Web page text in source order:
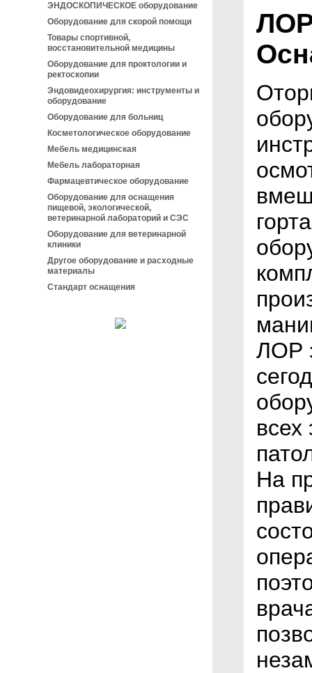
ЭНДОСКОПИЧЕСКОЕ оборудование
Оборудование для скорой помощи
Товары спортивной,
восстановительной медицины
Оборудование для проктологии и
ректоскопии
Эндовидеохирургия: инструменты и
оборудование
Оборудование для больниц
Косметологическое оборудование
Мебель медицинская
Мебель лабораторная
Фармацевтическое оборудование
Оборудование для оснащения
пищевой, экологической,
ветеринарной лабораторий и СЭС
Оборудование для ветеринарной
клиники
Другое оборудование и расходные
материалы
Стандарт оснащения
ЛОР
всех
На